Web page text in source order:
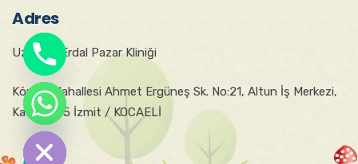
Adres
Uzm. Dr. Erdal Pazar Kliniği
Körfez Mahallesi Ahmet Ergüneş Sk. No:21, Altun İş Merkezi,
Kat:4, D:15 İzmit / KOCAELİ
Hide
chaty